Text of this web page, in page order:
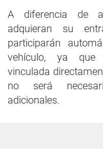
A diferencia de
adquieran su
participarán
vehículo, ya que
vinculada
no será
adicionales.